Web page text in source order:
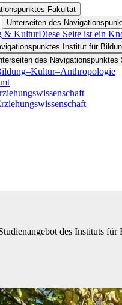
Fakultät
Unterseiten des
& KulturDiese Seite ist ein
Institut für
des Navigationspunktes
des Instituts